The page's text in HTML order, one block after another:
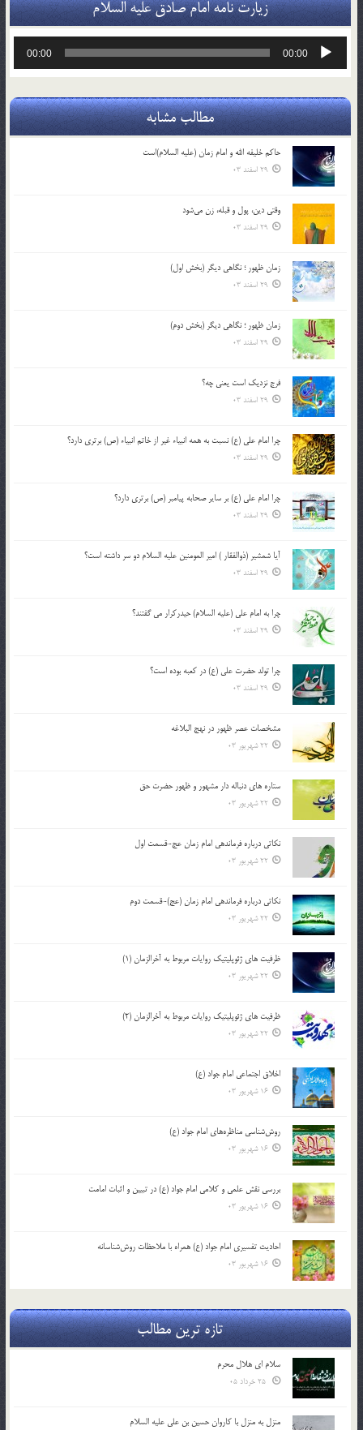
زیارت نامه امام صادق علیه السلام
پخش‌کننده
00:00
00:00
مطالب مشابه
حاکم خليفه الله و امام زمان (علیه السلام)است
29 اسفند 03
وقتی دین، پول و قبله، زن می‌شود
29 اسفند 03
زمان ظهور ؛ نگاهی دیگر (بخش اول)
29 اسفند 03
زمان ظهور ؛ نگاهی دیگر (بخش دوم)
29 اسفند 03
فرج نزدیک است یعنی چه؟
29 اسفند 03
چرا امام علی (ع) نسبت به همه انبیاء غیر از خاتم انبیاء (ص) برتری دارد؟
29 اسفند 03
چرا امام علی (ع) بر سایر صحابه پیامبر (ص) برتری دارد؟
29 اسفند 03
آیا شمشیر (ذوالفقار ) امیر المومنین علیه السلام دو سر داشته است؟
29 اسفند 03
چرا به امام علی (علیه السلام) حیدرکرار می گفتند؟
29 اسفند 03
چرا تولد حضرت علی (ع) در کعبه بوده است؟
29 اسفند 03
مشخصات عصر ظهور در نهج البلاغه
22 شهریور 03
ستاره های دنباله دار مشهور و ظهور حضرت حق
22 شهریور 03
نکاتى درباره فرماندهى امام زمان عج-قسمت اول
22 شهریور 03
نکاتى درباره فرماندهى امام زمان (عج)-قسمت دوم
22 شهریور 03
ظرفیت های ژئوپلیتیک روایات مربوط به آخرالزمان (1)
22 شهریور 03
ظرفیت های ژئوپلیتیک روایات مربوط به آخرالزمان (2)
22 شهریور 03
اخلاق اجتماعی امام جواد (ع)
16 شهریور 03
روش‌شناسی مناظره‌های امام جواد (ع)
16 شهریور 03
بررسی نقش علمی و کلامی امام جواد (ع) در تبیین و اثبات امامت
16 شهریور 03
احادیث تفسیری امام جواد (ع) همراه با ملاحظات روش‌شناسانه
16 شهریور 03
تازه ترین مطالب
سلام ای هلال محرم
منزل به منزل با کاروان حسین بن علی علیه السلام